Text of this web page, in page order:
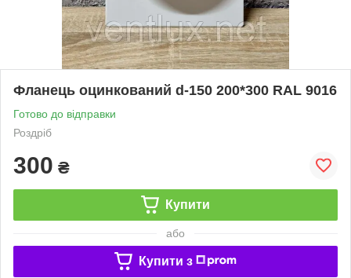
Фланець оцинкований d-150 200*300 RAL 9016
Готово до відправки
Роздріб
300 ₴
Купити
або
Купити з